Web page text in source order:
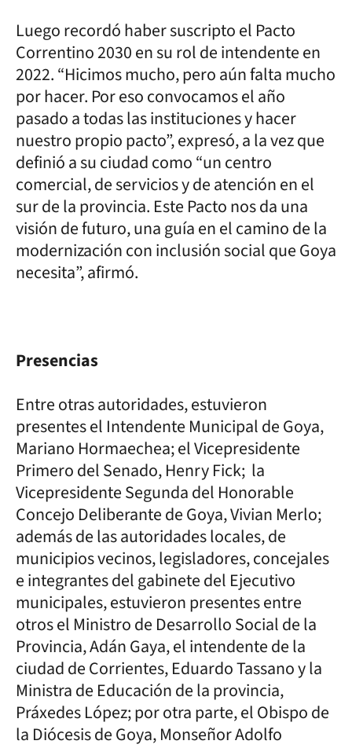
Luego recordó haber suscripto el Pacto
Correntino 2030 en su rol de intendente en
2022. “Hicimos mucho, pero aún falta mucho
por hacer. Por eso convocamos el año
pasado a todas las instituciones y hacer
nuestro propio pacto”, expresó, a la vez que
definió a su ciudad como “un centro
comercial, de servicios y de atención en el
sur de la provincia. Este Pacto nos da una
visión de futuro, una guía en el camino de la
modernización con inclusión social que Goya
necesita”, afirmó.
Presencias
Entre otras autoridades, estuvieron
presentes el Intendente Municipal de Goya,
Mariano Hormaechea; el Vicepresidente
Primero del Senado, Henry Fick; la
Vicepresidente Segunda del Honorable
Concejo Deliberante de Goya, Vivian Merlo;
además de las autoridades locales, de
municipios vecinos, legisladores, concejales
e integrantes del gabinete del Ejecutivo
municipales, estuvieron presentes entre
otros el Ministro de Desarrollo Social de la
Provincia, Adán Gaya, el intendente de la
ciudad de Corrientes, Eduardo Tassano y la
Ministra de Educación de la provincia,
Práxedes López; por otra parte, el Obispo de
la Diócesis de Goya, Monseñor Adolfo